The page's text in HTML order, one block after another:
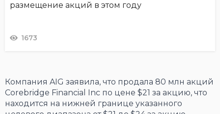
размещение акций в этом году
1673
Компания AIG заявила, что продала 80 млн акций
Corebridge Financial Inc по цене $21 за акцию, что
находится на нижней границе указанного